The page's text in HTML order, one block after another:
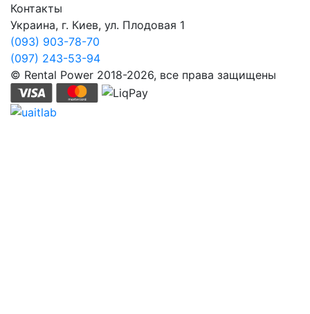
Контакты
Украина, г. Киев, ул. Плодовая 1
(093) 903-78-70
(097) 243-53-94
© Rental Power 2018-2026, все права защищены